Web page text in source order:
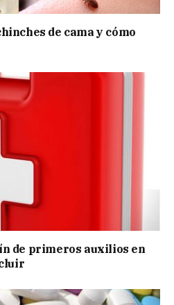
de cama y cómo
de primeros auxilios en